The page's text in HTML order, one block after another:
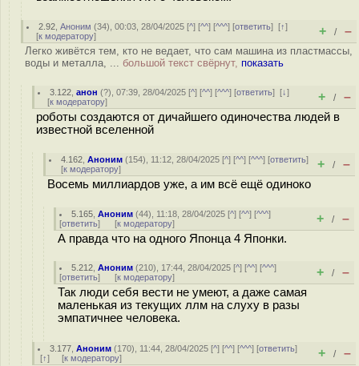
2.92 ,Аноним (34), 00:03, 28/04/2025 [^] [^^] [^^^] [ответить][↑]
[к модератору] + / –
Легко живётся тем, кто не ведает, что сам машина из пластмассы,
воды и металла, ... большой текст свёрнут, показать
3.122 ,анон (?), 07:39, 28/04/2025 [^] [^^] [^^^] [ответить][↓]
[к модератору] + / –
роботы создаются от дичайшего одиночества людей в
известной вселенной
4.162 ,Аноним (154), 11:12, 28/04/2025 [^] [^^] [^^^] [ответить]
[к модератору] + / –
Восемь миллиардов уже, а им всё ещё одиноко
5.165 ,Аноним (44), 11:18, 28/04/2025 [^] [^^] [^^^]
[ответить] [к модератору] + / –
А правда что на одного Японца 4 Японки.
5.212 ,Аноним (210), 17:44, 28/04/2025 [^] [^^] [^^^]
[ответить] [к модератору] + / –
Так люди себя вести не умеют, а даже самая
маленькая из текущих ллм на слуху в разы
эмпатичнее человека.
3.177 ,Аноним (170), 11:44, 28/04/2025 [^] [^^] [^^^] [ответить]
[↑] [к модератору] + / –